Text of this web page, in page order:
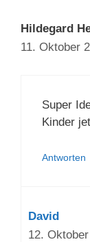
Hildegard
11. Oktober
Super
Kinder
Antworten
David
12.